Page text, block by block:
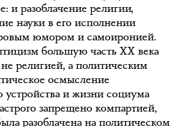
и разоблачение религии,
науки в его исполнении
юмором и самоиронией.
большую часть ХХ века
религией, а политическим
осмысление
устройства и жизни социума
запрещено компартией,
разоблачена на политическом